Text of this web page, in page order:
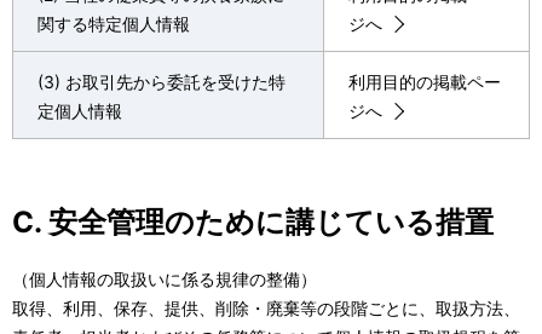
関する特定個人情報
ジへ
(3) お取引先から委託を受けた特
定個人情報
利用目的の掲載ペー
ジへ
C. 安全管理のために講じている措置
（個人情報の取扱いに係る規律の整備）
取得、利用、保存、提供、削除・廃棄等の段階ごとに、取扱方法、